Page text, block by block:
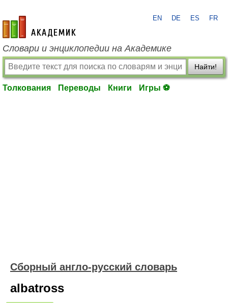
academic.ru
EN DE ES FR
Словари и энциклопедии на Академике
Найти!
Толкования Переводы Книги Игры ⚽
Сборный англо-русский словарь
albatross